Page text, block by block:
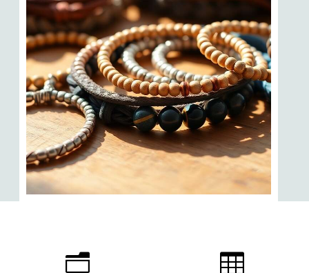
n 